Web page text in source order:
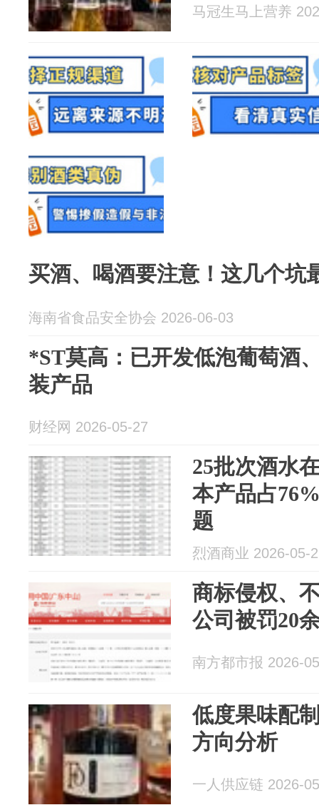
马冠生马上营养
买酒、喝酒要注意！这几个坑
海南省食品安全协会 2026-06-03
*ST莫高：已开发低泡葡萄酒
装产品
财经网 2026-05-27
25批次酒水
本产品占
题
烈酒商业 2026-05-
商标侵权、
公司被罚20
南方都市报 2026-
低度果味配
方向分析
一人供应链 2026-